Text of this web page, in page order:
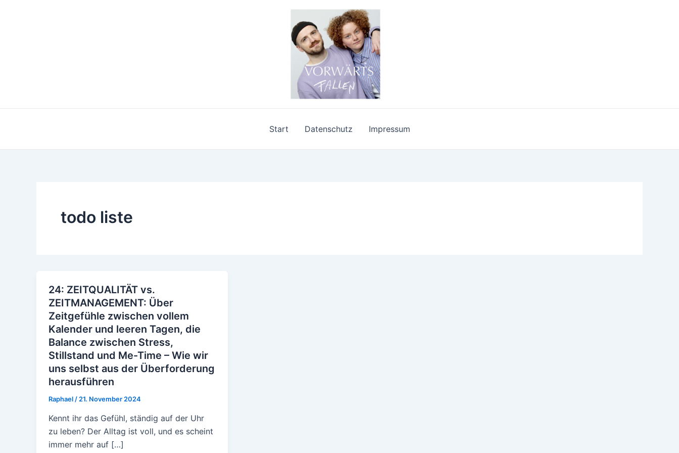
Start Datenschutz Impressum
todo liste
24: ZEITQUALITÄT vs.
ZEITMANAGEMENT: Über
Zeitgefühle zwischen vollem
Kalender und leeren Tagen, die
Balance zwischen Stress,
Stillstand und Me-Time – Wie wir
uns selbst aus der Überforderung
herausführen
Raphael / 21. November 2024
Kennt ihr das Gefühl, ständig auf der Uhr
zu leben? Der Alltag ist voll, und es scheint
immer mehr auf […]